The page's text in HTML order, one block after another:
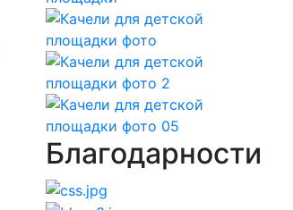
Благодарности